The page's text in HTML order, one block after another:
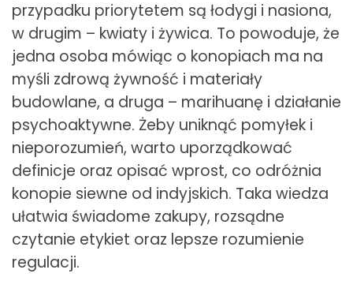
przypadku priorytetem są łodygi i nasiona,
w drugim – kwiaty i żywica. To powoduje, że
jedna osoba mówiąc o konopiach ma na
myśli zdrową żywność i materiały
budowlane, a druga – marihuanę i działanie
psychoaktywne. Żeby uniknąć pomyłek i
nieporozumień, warto uporządkować
definicje oraz opisać wprost, co odróżnia
konopie siewne od indyjskich. Taka wiedza
ułatwia świadome zakupy, rozsądne
czytanie etykiet oraz lepsze rozumienie
regulacji.